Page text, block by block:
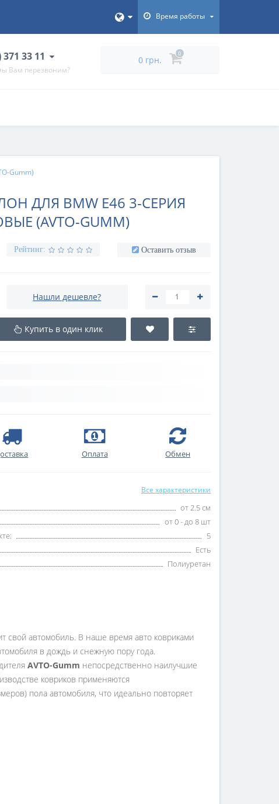
Время работы
371 33 11
Вам перезвоним?
0 грн.
0
Gumm)
ДЛЯ BMW E46 3-СЕРИЯ
(AVTO-GUMM)
Рейтинг: Оставить отзыв
Нашли дешевле?
Купить в один клик
Оплата Обмен
Все характеристики
от 2.5 см
от 0 - до 8 шт
5
Есть
Полиуретан
свой автомобиль. В наше время авто ковриками
в дождь и снежную пору года.
AVTO-Gumm непосредственно наилучшие
ковриков применяются
пола автомобиля, что идеально повторяет